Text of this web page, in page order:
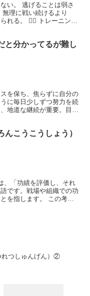
い。 逃げることは弱さ
理に戦い続けるより
れる。 🏋️‍♂️ トレーニング
と分かってるが難し
を保ち、焦らずに自分の
に毎日少しずつ努力を続
地道な継続が重要。目標
んこうこうしょう）
、「功績を評価し、それ
です。戦場や組織での功
を指します。 この考え
れつしゅんげん）②